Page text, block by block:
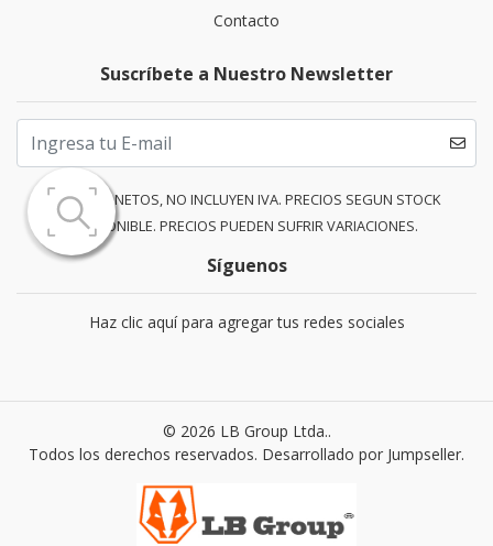
Contacto
Suscríbete a Nuestro Newsletter
PRECIOS NETOS, NO INCLUYEN IVA. PRECIOS SEGUN STOCK
DISPONIBLE. PRECIOS PUEDEN SUFRIR VARIACIONES.
Síguenos
Haz clic aquí para agregar tus redes sociales
© 2026 LB Group Ltda..
Todos los derechos reservados. Desarrollado por Jumpseller.